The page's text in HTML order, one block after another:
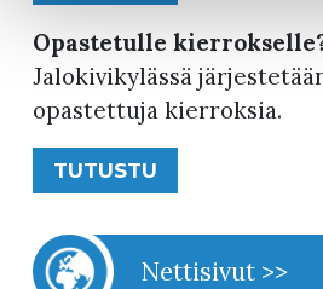
Opastetulle
Jalokivikylässä
opastettuja kierroksia.
TUTUSTU
Nettisivut >>